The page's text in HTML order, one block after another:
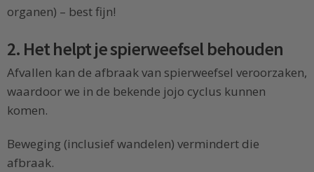
organen) – best fijn!
2. Het helpt je spierweefsel behouden
Afvallen kan de afbraak van spierweefsel veroorzaken,
waardoor we in de bekende jojo cyclus kunnen
komen.
Beweging (inclusief wandelen) vermindert die
afbraak.